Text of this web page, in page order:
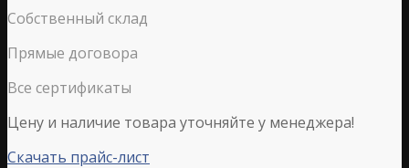
Собственный склад
Прямые договора
Все сертификаты
Цену и наличие товара уточняйте у менеджера!
Скачать прайс-лист